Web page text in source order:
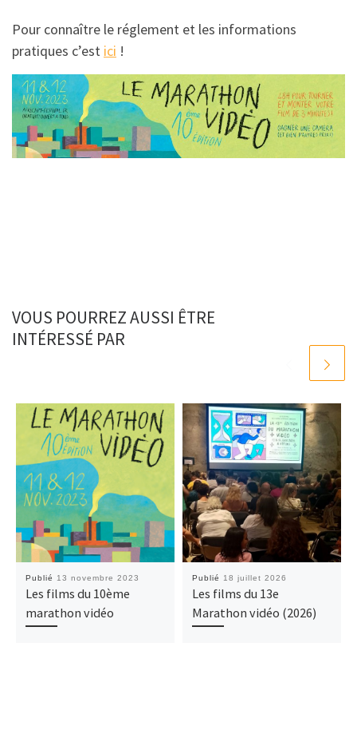
Pour connaître le réglement et les informations
pratiques c’est ici !
VOUS POURREZ AUSSI ÊTRE
INTÉRESSÉ PAR
Publié 13 novembre 2023
Les films du 10ème
marathon vidéo
Publié 18 juillet 2026
Les films du 13e
Marathon vidéo (2026)